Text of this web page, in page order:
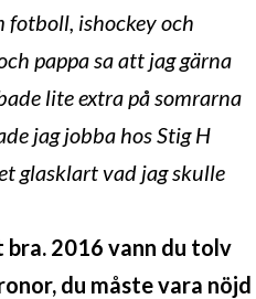
fotboll, ishockey och
pappa sa att jag gärna
lite extra på somrarna
jag jobba hos Stig H
glasklart vad jag skulle
2016 vann du tolv
du måste vara nöjd